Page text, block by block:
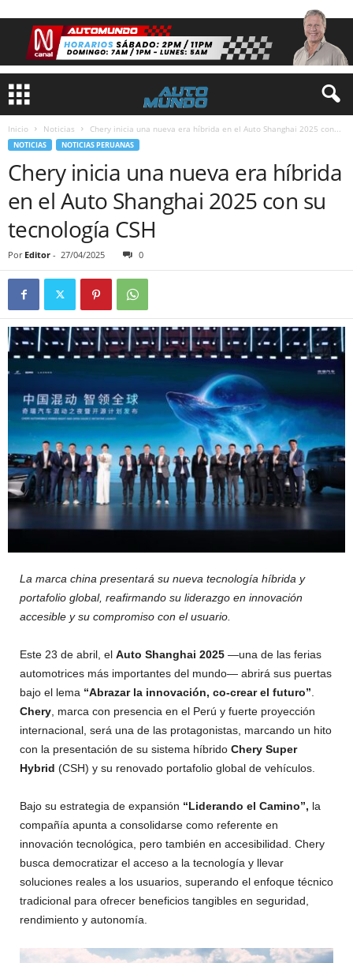
Inicio Noticias Chery inicia una nueva era híbrida en el Auto Shanghai 2025 con...
NOTICIAS NOTICIAS PERUANAS
Chery inicia una nueva era híbrida
en el Auto Shanghai 2025 con su
tecnología CSH
Por Editor - 27/04/2025 0
La marca china presentará su nueva tecnología híbrida y
portafolio global, reafirmando su liderazgo en innovación
accesible y su compromiso con el usuario.
Este 23 de abril, el Auto Shanghai 2025 —una de las ferias
automotrices más importantes del mundo— abrirá sus puertas
bajo el lema “Abrazar la innovación, co-crear el futuro”
Chery , marca con presencia en el Perú y fuerte proyección
internacional, será una de las protagonistas, marcando un hito
con la presentación de su sistema híbrido Chery Super
Hybrid (CSH) y su renovado portafolio global de vehículos.
Bajo su estrategia de expansión “Liderando el Camino”, la
compañía apunta a consolidarse como referente en
innovación tecnológica, pero también en accesibilidad. Chery
busca democratizar el acceso a la tecnología y llevar
soluciones reales a los usuarios, superando el enfoque técnico
tradicional para ofrecer beneficios tangibles en seguridad,
rendimiento y autonomía.